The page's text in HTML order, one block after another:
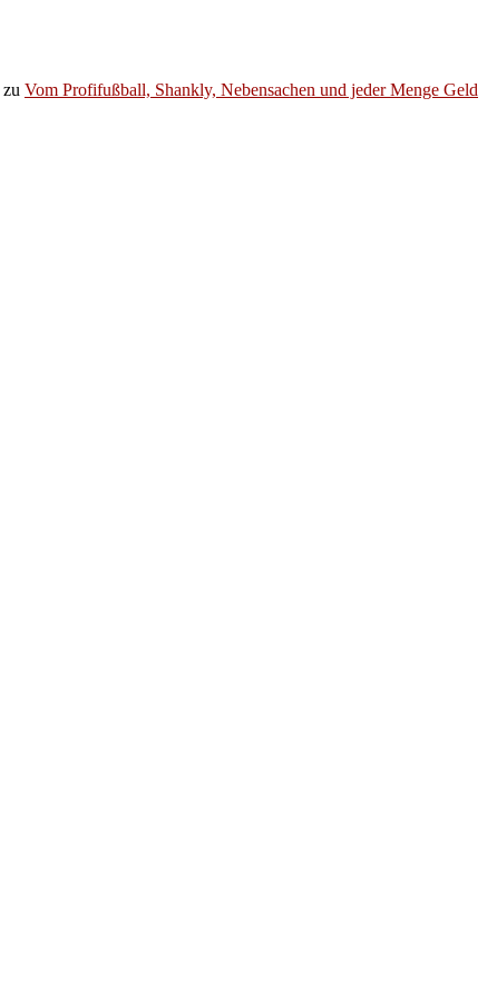
zu Vom Profifußball, Shankly, Nebensachen und jeder Menge Geld